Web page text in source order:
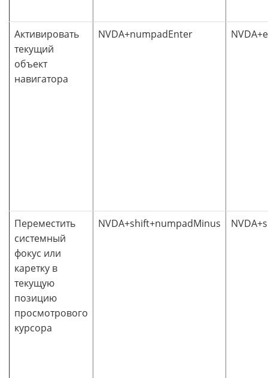
Активировать
текущий
объект
навигатора
NVDA+numpadEnter
Переместить
системный
фокус или
каретку в
текущую
позицию
просмотрового
курсора
NVDA+shift+numpadMinus